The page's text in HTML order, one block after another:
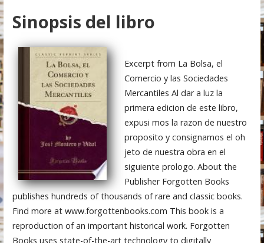
i
d
o
Sinopsis del libro
Excerpt from La Bolsa, el
Comercio y las Sociedades
Mercantiles Al dar a luz la
primera edicion de este libro,
expusi mos la razon de nuestro
proposito y consignamos el oh
jeto de nuestra obra en el
siguiente prologo. About the
Publisher Forgotten Books
publishes hundreds of thousands of rare and classic books.
Find more at www.forgottenbooks.com This book is a
reproduction of an important historical work. Forgotten
Books uses state-of-the-art technology to digitally